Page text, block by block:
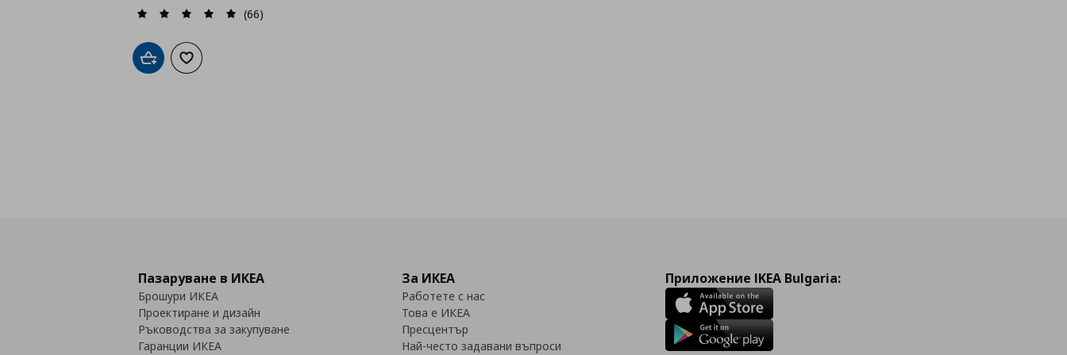
(66)
Добави в кошницата
Добави към списъка с любими
Пазаруване в ИКЕА
Брошури ИКЕА
Проектиране и дизайн
Ръководства за закупуване
Гаранции ИКЕА
За ИКЕА
Работете с нас
Това е ИКЕА
Пресцентър
Най-често задавани въпроси
Приложение IKEA Bulgaria: